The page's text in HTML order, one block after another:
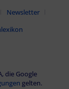
Newsletter
die Google
gelten.